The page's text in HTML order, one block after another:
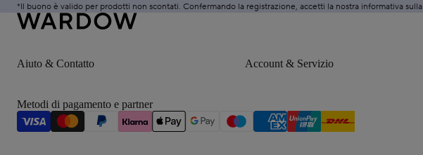
*Il buono è valido per prodotti non scontati. Confermando la registrazione, accetti la nostra informativa sulla
Aiuto & Contatto Account & Servizio
Metodi di pagamento e partner